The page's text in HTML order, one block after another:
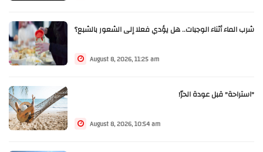
شرب الماء أثناء الوجبات.. هل يؤدي فعلا إلى الشعور بالشبع؟
August 8, 2026, 11:25 am
"استراحة" قبل عودة الحرّ!
August 8, 2026, 10:54 am